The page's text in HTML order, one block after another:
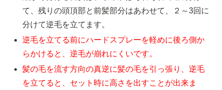
て、残りの頭頂部と前髪部分はあわせて、２～3回に
分けて逆毛を立てます。
逆毛を立てる前にハードスプレーを軽めに後ろ側か
らかけると、逆毛が崩れにくいです。
髪の毛を流す方向の真逆に髪の毛を引っ張り、逆毛
を立てると、セット時に高さを出すことが出来ま